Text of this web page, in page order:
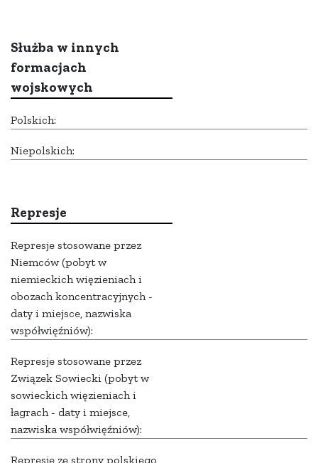
Służba w innych
formacjach
wojskowych
Polskich:
Niepolskich:
Represje
Represje stosowane przez
Niemców (pobyt w
niemieckich więzieniach i
obozach koncentracyjnych -
daty i miejsce, nazwiska
współwięźniów):
Represje stosowane przez
Związek Sowiecki (pobyt w
sowieckich więzieniach i
łagrach - daty i miejsce,
nazwiska współwięźniów):
Represje ze strony polskiego